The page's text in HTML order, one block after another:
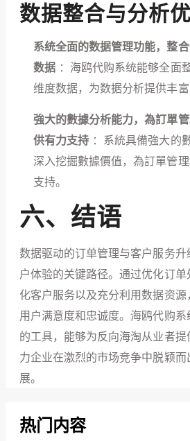
数据整合与分析
系统全面的数据管理功能，整
数据：海鸥代购系统能够全面
维度数据，为数据分析提供丰富
強大的數據分析能力，為訂單
供有力支持：系統具備強大的
深入挖掘數據價值，為訂單管
支持。
六、结语
数据驱动的订单管理与客户服务升
户体验的关键路径。通过优化订
化客户服务以及充分利用数据资
用户满意度和忠诚度。海鸥代购
的工具，能够为反向海淘从业者
力企业在激烈的市场竞争中脱颖
展。
热门内容